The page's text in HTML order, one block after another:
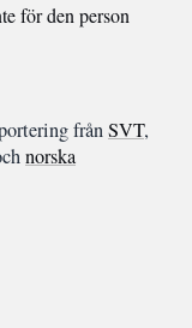
för den person
frånSVT,
norska